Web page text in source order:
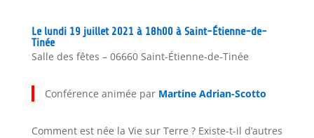
Le lundi 19 juillet 2021 à 18h00 à Saint-Étienne-de-
Tinée
Salle des fêtes – 06660 Saint-Étienne-de-Tinée
Conférence animée par Martine Adrian-Scotto
Comment est née la Vie sur Terre ? Existe-t-il d’autres